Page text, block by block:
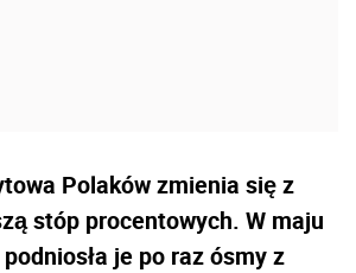
Polaków zmienia się z
stóp procentowych. W maju
je po raz ósmy z